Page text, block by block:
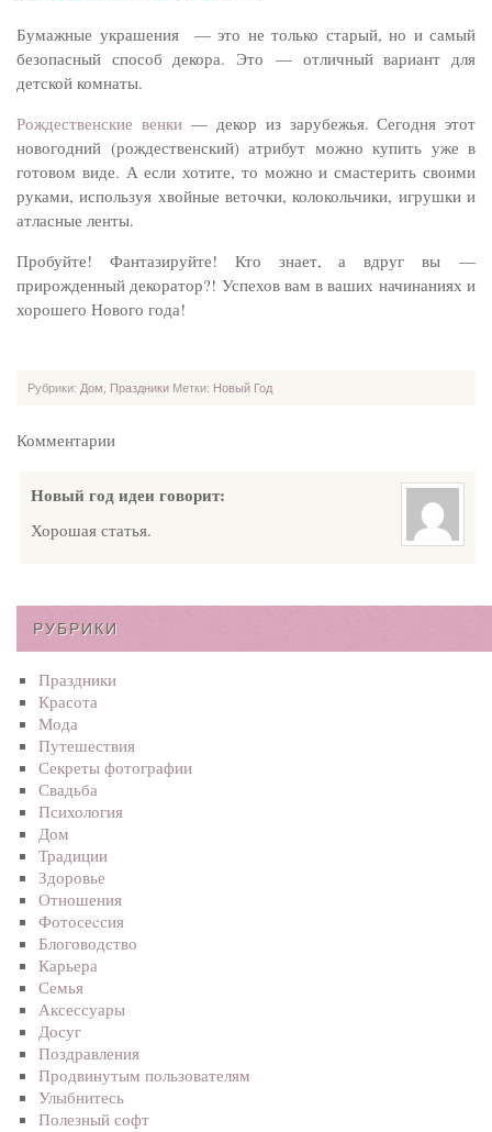
Бумажные украшения — это не только старый, но и самый
безопасный способ декора. Это — отличный вариант для
детской комнаты.
Рождественские венки— декор из зарубежья. Сегодня этот
новогодний (рождественский) атрибут можно купить уже в
готовом виде. А если хотите, то можно и смастерить своими
руками, используя хвойные веточки, колокольчики, игрушки и
атласные ленты.
Пробуйте! Фантазируйте! Кто знает, а вдруг вы —
прирожденный декоратор?! Успехов вам в ваших начинаниях и
хорошего Нового года!
Рубрики: Дом Праздники Метки: Новый Год
Комментарии
Новый год идеи говорит:
Хорошая статья.
РУБРИКИ
Праздники
Красота
Мода
Путешествия
Секреты фотографии
Свадьба
Психология
Дом
Традиции
Здоровье
Отношения
Фотосеcсия
Блоговодство
Карьера
Семья
Аксессуары
Досуг
Поздравления
Продвинутым пользователям
Улыбнитесь
Полезный софт